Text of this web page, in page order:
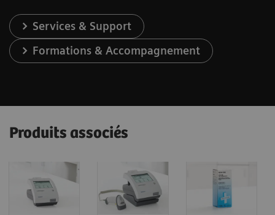
Services & Support
Formations & Accompagnement
Produits associés